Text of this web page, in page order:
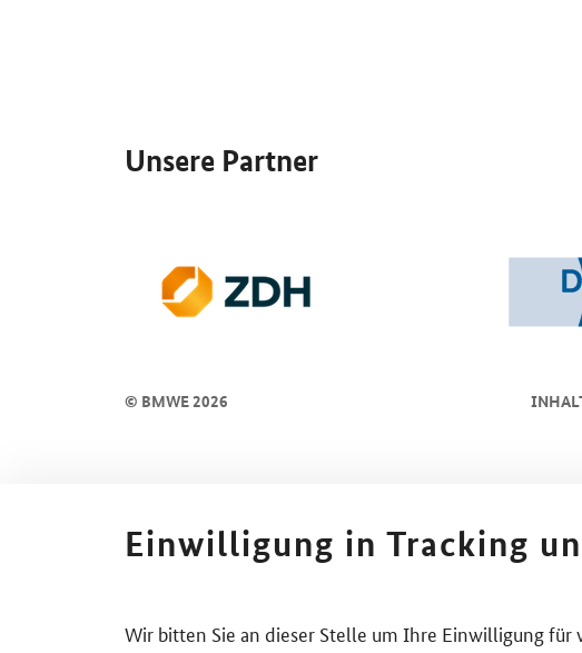
Unsere Partner
© BMWE 2026
Einwilligung in Tracking
Wir bitten Sie an dieser Stelle um Ihre Einwilligung